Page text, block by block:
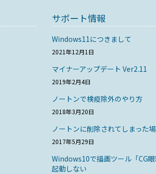
サポート情報
Windows11につきまして
2021年12月1日
マイナーアップデート Ver2.11
2019年2月4日
ノートンで検疫除外のやり方
2018年3月20日
ノートンに削除されてしまった
2017年5月29日
Windows10で描画ツール「CG
起動しない